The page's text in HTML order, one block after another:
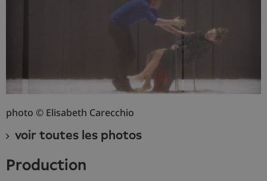
photo © Elisabeth Carecchio
voir toutes les photos
production